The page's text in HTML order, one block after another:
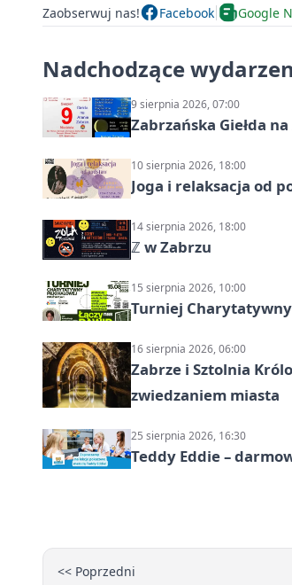
Zaobserwuj nas! Facebook Google
Nadchodzące
9 sierpnia 2026, 07:00
Zabrzańska Giełda
10 sierpnia 2026, 18:00
Joga i relaksacja od
14 sierpnia 2026, 18:00
ℤ w Zabrzu
15 sierpnia 2026, 10:00
Turniej Charytatywny
16 sierpnia 2026, 06:00
Zabrze i Sztolnia
zwiedzaniem miasta
25 sierpnia 2026, 16:30
Teddy Eddie –
<< Poprzedni